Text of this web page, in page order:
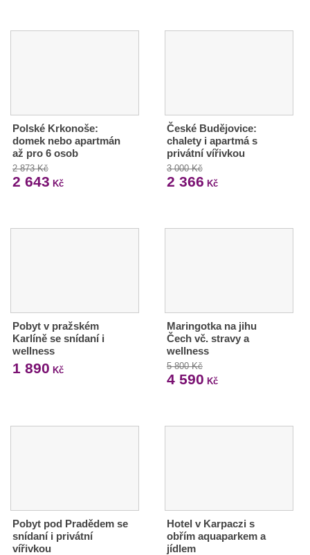
Polské Krkonoše:
domek nebo apartmán
až pro 6 osob
2 873 Kč
2 643 Kč
České Budějovice:
chalety i apartmá s
privátní vířivkou
3 000 Kč
2 366 Kč
Pobyt v pražském
Karlíně se snídaní i
wellness
1 890 Kč
Maringotka na jihu
Čech vč. stravy a
wellness
5 800 Kč
4 590 Kč
Pobyt pod Pradědem se
snídaní i privátní
vířivkou
Hotel v Karpaczi s
obřím aquaparkem a
jídlem